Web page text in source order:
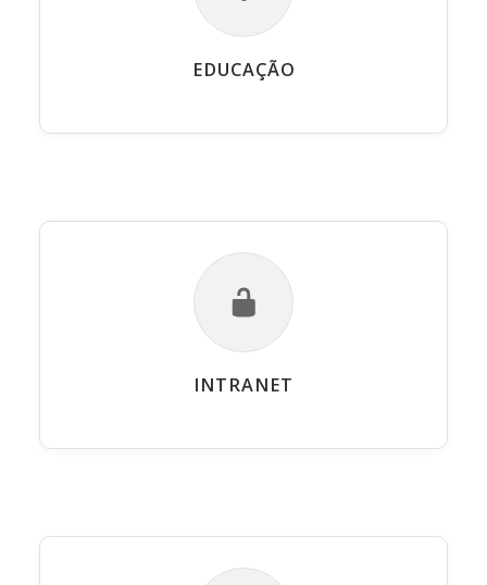
EDUCAÇÃO
INTRANET